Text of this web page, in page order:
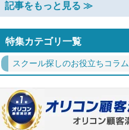
記事をもっと見る ≫
特集カテゴリ一覧
スクール探しのお役立ちコラム